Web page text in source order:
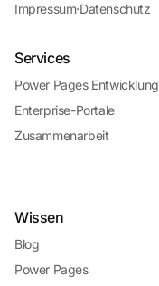
Impressum·Datenschutz
Services
Power Pages Entwicklung
Enterprise-Portale
Zusammenarbeit
Wissen
Blog
Power Pages